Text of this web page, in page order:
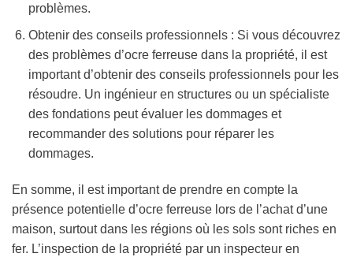
problèmes.
Obtenir des conseils professionnels : Si vous découvrez
des problèmes d’ocre ferreuse dans la propriété, il est
important d’obtenir des conseils professionnels pour les
résoudre. Un ingénieur en structures ou un spécialiste
des fondations peut évaluer les dommages et
recommander des solutions pour réparer les
dommages.
En somme, il est important de prendre en compte la
présence potentielle d’ocre ferreuse lors de l’achat d’une
maison, surtout dans les régions où les sols sont riches en
fer. L’inspection de la propriété par un inspecteur en